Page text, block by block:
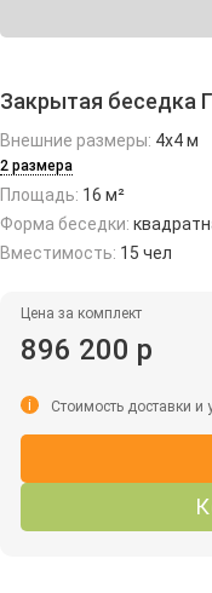
Закрытая беседка
Внешние размеры: 4х4 м
2 размера
Площадь: 16 м²
Форма беседки:
Вместимость: 15 чел
Цена за комплект
896 200 р
i Стоимость доставки и